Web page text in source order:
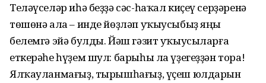
Теләүселәр иһә беҙҙә сәс-һаҡал киҫеү серҙәренә
төшөнә ала – инде йөҙләп уҡыусыбыҙ яңы
белемгә эйә булды. Йәш гәзит уҡыусыларға
еткерәһе һүҙем шул: барыһы ла үҙегеҙҙән тора!
Ялҡауланмағыҙ, тырыш­һағыҙ, үҫеш юлдарын